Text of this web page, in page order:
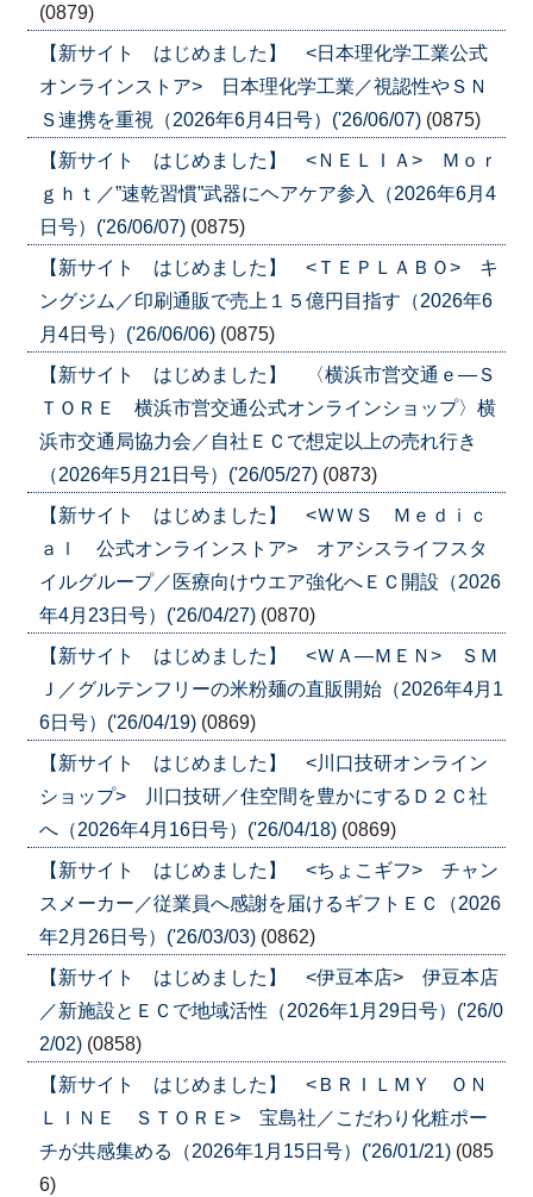
(0879)
【新サイト はじめました】 <日本理化学工業公式
オンラインストア> 日本理化学工業／視認性やＳＮ
Ｓ連携を重視（2026年6月4日号）('26/06/07) (0875)
【新サイト はじめました】 <ＮＥＬＩＡ> Ｍｏｒ
ｇｈｔ／”速乾習慣”武器にヘアケア参入（2026年6月4
日号）('26/06/07) (0875)
【新サイト はじめました】 <ＴＥＰＬＡＢＯ> キ
ングジム／印刷通販で売上１５億円目指す（2026年6
月4日号）('26/06/06) (0875)
【新サイト はじめました】 〈横浜市営交通ｅ―Ｓ
ＴＯＲＥ 横浜市営交通公式オンラインショップ〉横
浜市交通局協力会／自社ＥＣで想定以上の売れ行き
（2026年5月21日号）('26/05/27) (0873)
【新サイト はじめました】 <ＷＷＳ Ｍｅｄｉｃ
ａｌ 公式オンラインストア> オアシスライフスタ
イルグループ／医療向けウエア強化へＥＣ開設（2026
年4月23日号）('26/04/27) (0870)
【新サイト はじめました】 <ＷＡ―ＭＥＮ> ＳＭ
Ｊ／グルテンフリーの米粉麺の直販開始（2026年4月1
6日号）('26/04/19) (0869)
【新サイト はじめました】 <川口技研オンライン
ショップ> 川口技研／住空間を豊かにするＤ２Ｃ社
へ（2026年4月16日号）('26/04/18) (0869)
【新サイト はじめました】 <ちょこギフ> チャン
スメーカー／従業員へ感謝を届けるギフトＥＣ（2026
年2月26日号）('26/03/03) (0862)
【新サイト はじめました】 <伊豆本店> 伊豆本店
／新施設とＥＣで地域活性（2026年1月29日号）('26/0
2/02) (0858)
【新サイト はじめました】 <ＢＲＩＬＭＹ ＯＮ
ＬＩＮＥ ＳＴＯＲＥ> 宝島社／こだわり化粧ポー
チが共感集める（2026年1月15日号）('26/01/21) (085
6)